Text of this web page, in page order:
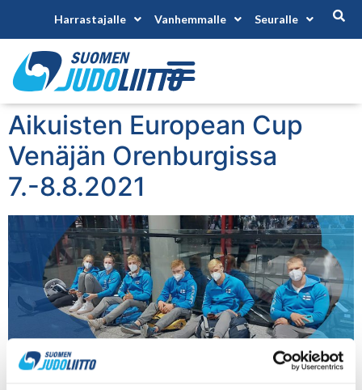
Harrastajalle Vanhemmalle Seuralle
Aikuisten European Cup
Venäjän Orenburgissa
7.-8.8.2021